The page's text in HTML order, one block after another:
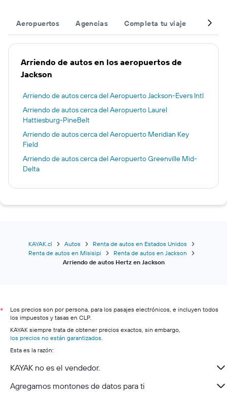
Aeropuertos Agencias Completa tu viaje Otros
Arriendo de autos en los aeropuertos de
Jackson
Arriendo de autos cerca del Aeropuerto Jackson-Evers Intl
Arriendo de autos cerca del Aeropuerto Laurel
Hattiesburg-PineBelt
Arriendo de autos cerca del Aeropuerto Meridian Key
Field
Arriendo de autos cerca del Aeropuerto Greenville Mid-
Delta
KAYAK.cl Autos
Renta de autos en Estados Unidos
Renta de autos en Misisipi
Renta de autos en Jackson
Arriendo de autos Hertz en Jackson
*
Los precios son por persona, para los pasajes electrónicos, e incluyen todos
los impuestos y tasas en CLP.
KAYAK siempre trata de obtener precios exactos, sin embargo,
los precios no están garantizados
Esta es la razón:
KAYAK no es el vendedor.
Agregamos montones de datos para ti